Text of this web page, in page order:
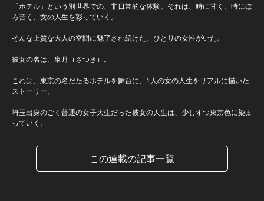
「ホテル」という別世界での、非日常的な体験。それは、時に甘く、時にほ
ろ苦く、女の人生を彩っていく。
そんな上質な大人の空間に魅了され続けた、ひとりの女性がいた。
彼女の名は、皐月（さつき）。
これは、東京の名だたるホテルを舞台に、1人の女の人生をリアルに描いた
ストーリー。
埼玉出身のごく普通の女子大生だった彼女の人生は、少しずつ東京色に染ま
っていく。
この連載の記事一覧